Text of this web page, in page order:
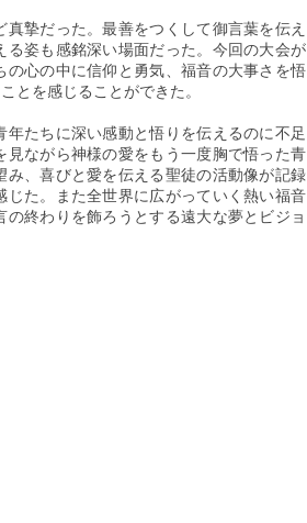
摯だった。最善をつくして御言葉を伝え
姿も感銘深い場面だった。今回の大会が
心の中に信仰と勇気、福音の大事さを悟
とを感じることができた。
たちに深い感動と悟りを伝えるのに不足
ながら神様の愛をもう一度胸で悟った青
、喜びと愛を伝える聖徒の活動像が記録
た。また全世界に広がっていく熱い福音
終わりを飾ろうとする遠大な夢とビジョ